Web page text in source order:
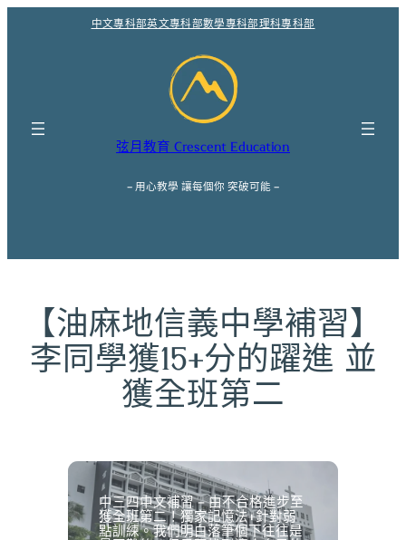
中文專科部英文專科部數學專科部理科專科部
弦月教育 Crescent Education
– 用心教學 讓每個你 突破可能 –
【油麻地信義中學補習】
李同學獲15+分的躍進 並
獲全班第二
中三四中文補習 – 由不合格進步至
獲全班第二！獨家記憶法+針對弱
點訓練。我們明白落筆個下往往是